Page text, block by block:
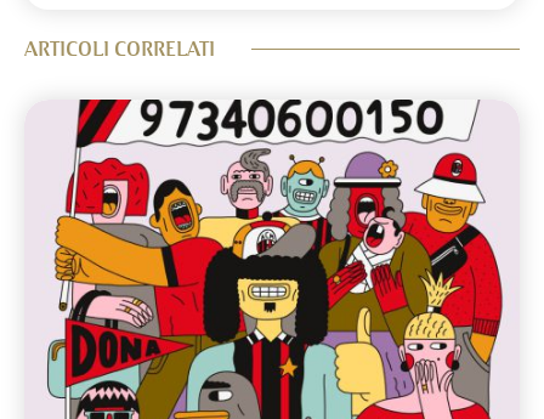
ARTICOLI CORRELATI